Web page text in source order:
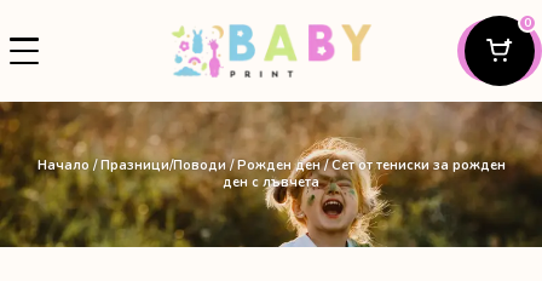
0
Начало /Празници/Поводи/Рожден ден/ Сет от тениски за рожден
ден с лъвчета